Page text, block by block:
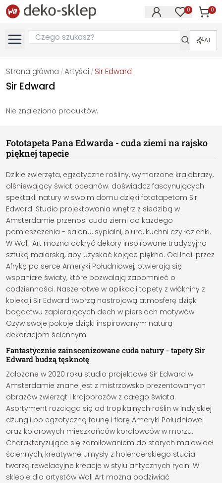
0 0
AI
Strona główna /Artyści / Sir Edward
Sir Edward
Nie znaleziono produktów.
Fototapeta Pana Edwarda - cuda ziemi na rajsko
pięknej tapecie
Dzikie zwierzęta, egzotyczne rośliny, wymarzone krajobrazy,
olśniewający świat oceanów: doświadcz fascynujących
spektakli natury w swoim domu dzięki fototapetom Sir
Edward. Studio projektowania wnętrz z siedzibą w
Amsterdamie przenosi cuda ziemi do każdego
pomieszczenia - salonu, sypialni, biura, kuchni czy łazienki.
W Wall-Art można odkryć dekory inspirowane tradycyjną
sztuką malarską, aby uzyskać kojące piękno. Od Indii przez
Afrykę po serce Ameryki Południowej, otwierają się
wspaniałe światy, które pozwalają zapomnieć o
codzienności. Nasze łatwe w aplikacji tapety z włókniny z
kolekcji Sir Edward tworzą nastrojową atmosferę dzięki
bogactwu zapierających dech w piersiach motywów.
Ożyw swoje pokoje dzięki inspirowanym naturą
dekoracjom ściennym
Fantastycznie zainscenizowane cuda natury - tapety Sir
Edward budzą tęsknotę
Założone w 2020 roku studio projektowe Sir Edward w
Amsterdamie znane jest z mistrzowsko prezentowanych
obrazów zwierząt i krajobrazów z całego świata.
Asortyment rozciąga się od tropikalnych roślin w indyjskiej
dżungli po egzotyczną faunę i florę Ameryki Południowej
oraz kolorowych mieszkańców koralowców w morzu.
Charakteryzujące się zamiłowaniem do starych malowideł
ściennych, kreatywne umysły z holenderskiego studia
tworzą rewelacyjne kreacje w stylu antycznych rycin. W
sklepie dla artystów Wall Art można podziwiać